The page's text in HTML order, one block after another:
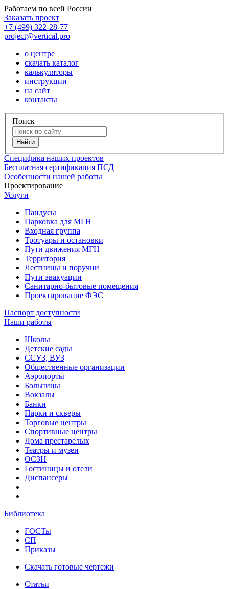
Работаем по всей России
Заказать проект
+7 (499) 322-28-77
project@vertical.pro
о центре
скачать каталог
калькуляторы
инструкции
на сайт
контакты
Поиск
Специфика наших проектов
Бесплатная сертификация ПСД
Особенности нашей работы
Проектирование
Услуги
Пандусы
Парковка для МГН
Входная группа
Тротуары и остановки
Пути движения МГН
Территория
Лестницы и поручни
Пути эвакуации
Санитарно-бытовые помещения
Проектирование ФЭС
Паспорт доступности
Наши работы
Школы
Детские сады
ССУЗ, ВУЗ
Общественные организации
Аэропорты
Больницы
Вокзалы
Банки
Парки и скверы
Торговые центры
Спортивные центры
Дома престарелых
Театры и музеи
ОСЗН
Гостиницы и отели
Диспансеры
Библиотека
ГОСТы
СП
Приказы
Скачать готовые чертежи
Статьи